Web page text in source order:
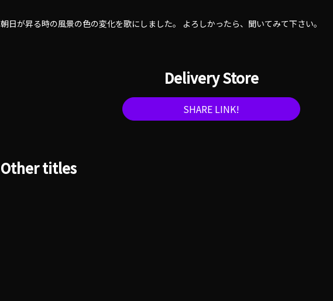
朝日が昇る時の風景の色の変化を歌にしました。 よろしかったら、聞いてみて下さい。
Delivery Store
SHARE LINK!
Other titles